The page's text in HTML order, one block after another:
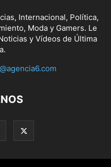
Internacional, Política,
Moda y Gamers. Le
y Vídeos de Última